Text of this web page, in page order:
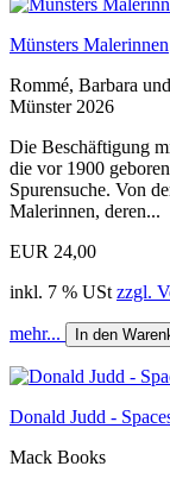
Münsters Malerinnen
Rommé, Barbara
Münster 2026
Die Beschäftigung
die vor 1900
Spurensuche. Von
Malerinnen, deren...
EUR 24,00
inkl. 7 % USt zzgl.
mehr... In den
Donald Judd -
Mack Books